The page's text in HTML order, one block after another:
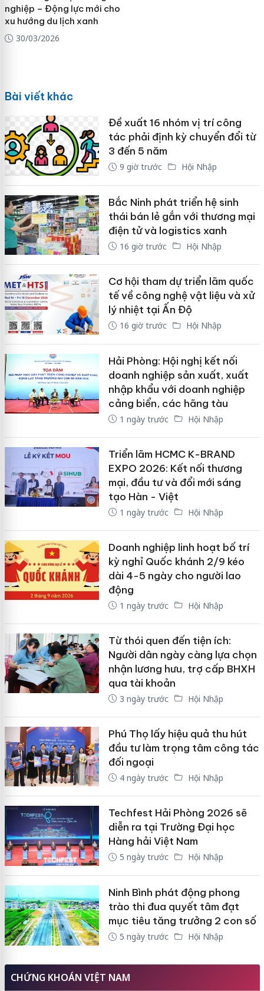
nghiệp – Động lực mới cho
xu hướng du lịch xanh
30/03/2026
Bài viết khác
Đề xuất 16 nhóm vị trí công
tác phải định kỳ chuyển đổi từ
3 đến 5 năm
9 giờ trước Hội Nhập
Bắc Ninh phát triển hệ sinh
thái bán lẻ gắn với thương mại
điện tử và logistics xanh
16 giờ trước Hội Nhập
Cơ hội tham dự triển lãm quốc
tế về công nghệ vật liệu và xử
lý nhiệt tại Ấn Độ
16 giờ trước Hội Nhập
Hải Phòng: Hội nghị kết nối
doanh nghiệp sản xuất, xuất
nhập khẩu với doanh nghiệp
cảng biển, các hãng tàu
1 ngày trước Hội Nhập
Triển lãm HCMC K-BRAND
EXPO 2026: Kết nối thương
mại, đầu tư và đổi mới sáng
tạo Hàn - Việt
1 ngày trước Hội Nhập
Doanh nghiệp linh hoạt bố trí
kỳ nghỉ Quốc khánh 2/9 kéo
dài 4-5 ngày cho người lao
động
1 ngày trước Hội Nhập
Từ thói quen đến tiện ích:
Người dân ngày càng lựa chọn
nhận lương hưu, trợ cấp BHXH
qua tài khoản
3 ngày trước Hội Nhập
Phú Thọ lấy hiệu quả thu hút
đầu tư làm trọng tâm công tác
đối ngoại
4 ngày trước Hội Nhập
Techfest Hải Phòng 2026 sẽ
diễn ra tại Trường Đại học
Hàng hải Việt Nam
5 ngày trước Hội Nhập
Ninh Bình phát động phong
trào thi đua quyết tâm đạt
mục tiêu tăng trưởng 2 con số
5 ngày trước Hội Nhập
CHỨNG KHOÁN VIỆT NAM